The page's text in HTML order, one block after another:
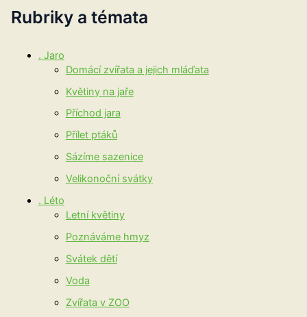
Rubriky a témata
. Jaro
Domácí zvířata a jejich mláďata
Květiny na jaře
Příchod jara
Přílet ptáků
Sázíme sazenice
Velikonoční svátky
. Léto
Letní květiny
Poznáváme hmyz
Svátek dětí
Voda
Zvířata v ZOO